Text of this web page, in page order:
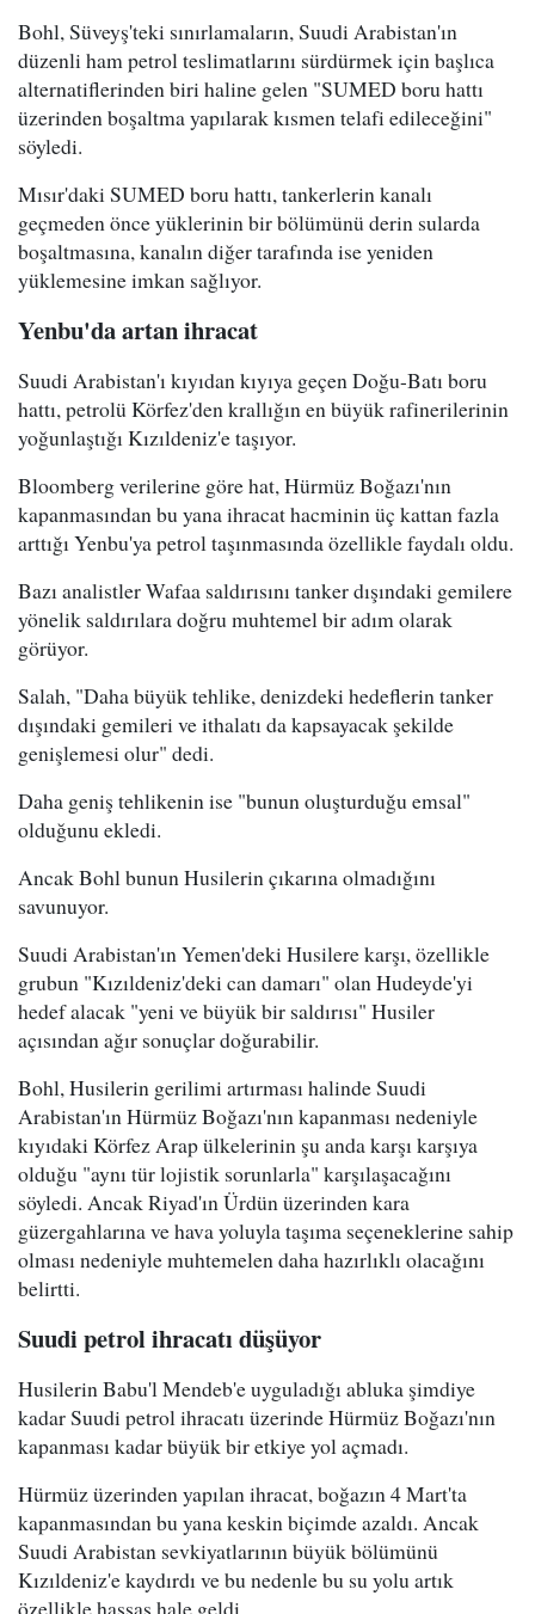
Bohl, Süveyş'teki sınırlamaların, Suudi Arabistan'ın
düzenli ham petrol teslimatlarını sürdürmek için başlıca
alternatiflerinden biri haline gelen "SUMED boru hattı
üzerinden boşaltma yapılarak kısmen telafi edileceğini"
söyledi.
Mısır'daki SUMED boru hattı, tankerlerin kanalı
geçmeden önce yüklerinin bir bölümünü derin sularda
boşaltmasına, kanalın diğer tarafında ise yeniden
yüklemesine imkan sağlıyor.
Yenbu'da artan ihracat
Suudi Arabistan'ı kıyıdan kıyıya geçen Doğu-Batı boru
hattı, petrolü Körfez'den krallığın en büyük rafinerilerinin
yoğunlaştığı Kızıldeniz'e taşıyor.
Bloomberg verilerine göre hat, Hürmüz Boğazı'nın
kapanmasından bu yana ihracat hacminin üç kattan fazla
arttığı Yenbu'ya petrol taşınmasında özellikle faydalı oldu.
Bazı analistler Wafaa saldırısını tanker dışındaki gemilere
yönelik saldırılara doğru muhtemel bir adım olarak
görüyor.
Salah, "Daha büyük tehlike, denizdeki hedeflerin tanker
dışındaki gemileri ve ithalatı da kapsayacak şekilde
genişlemesi olur" dedi.
Daha geniş tehlikenin ise "bunun oluşturduğu emsal"
olduğunu ekledi.
Ancak Bohl bunun Husilerin çıkarına olmadığını
savunuyor.
Suudi Arabistan'ın Yemen'deki Husilere karşı, özellikle
grubun "Kızıldeniz'deki can damarı" olan Hudeyde'yi
hedef alacak "yeni ve büyük bir saldırısı" Husiler
açısından ağır sonuçlar doğurabilir.
Bohl, Husilerin gerilimi artırması halinde Suudi
Arabistan'ın Hürmüz Boğazı'nın kapanması nedeniyle
kıyıdaki Körfez Arap ülkelerinin şu anda karşı karşıya
olduğu "aynı tür lojistik sorunlarla" karşılaşacağını
söyledi. Ancak Riyad'ın Ürdün üzerinden kara
güzergahlarına ve hava yoluyla taşıma seçeneklerine sahip
olması nedeniyle muhtemelen daha hazırlıklı olacağını
belirtti.
Suudi petrol ihracatı düşüyor
Husilerin Babu'l Mendeb'e uyguladığı abluka şimdiye
kadar Suudi petrol ihracatı üzerinde Hürmüz Boğazı'nın
kapanması kadar büyük bir etkiye yol açmadı.
Hürmüz üzerinden yapılan ihracat, boğazın 4 Mart'ta
kapanmasından bu yana keskin biçimde azaldı. Ancak
Suudi Arabistan sevkiyatlarının büyük bölümünü
Kızıldeniz'e kaydırdı ve bu nedenle bu su yolu artık